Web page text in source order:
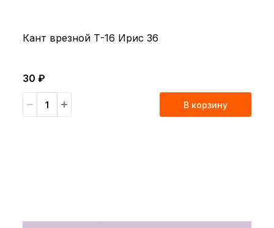
Кант врезной Т-16 Ирис 36
30 ₽
В корзину